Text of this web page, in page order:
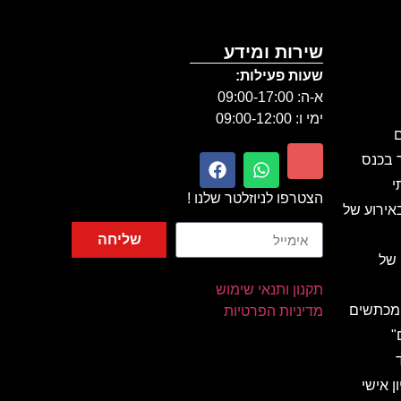
בכנס
של
של
מכתשים
אישי
שירות ומידע
שעות פעילות:
א-ה: 09:00-17:00
ימי ו: 09:00-12:00
הצטרפו לניוזלטר שלנו !
שליחה
תקנון ותנאי שימוש
מדיניות הפרטיות